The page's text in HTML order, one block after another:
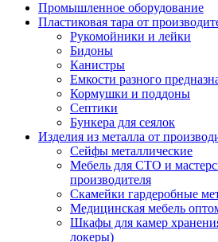
Промышленное оборудование
Пластиковая тара от
Рукомойники и лейки
Бидоны
Канистры
Емкости разного
Кормушки и поддоны
Септики
Бункера для сеялок
Изделия из металла от
Сейфы металлические
Мебель для СТО и
производителя
Скамейки гардеробные
Медицинская мебель
Шкафы для камер
локеры)